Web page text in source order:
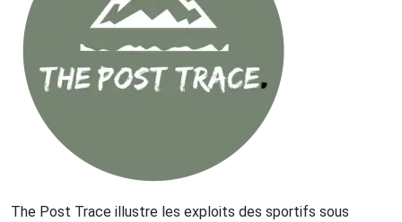
The Post Trace illustre les exploits des sportifs sous